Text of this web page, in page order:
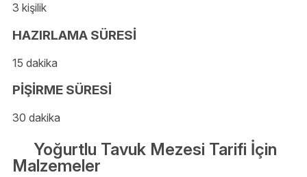
3 kişilik
HAZIRLAMA SÜRESİ
15 dakika
PİŞİRME SÜRESİ
30 dakika
Yoğurtlu Tavuk Mezesi Tarifi İçin
Malzemeler